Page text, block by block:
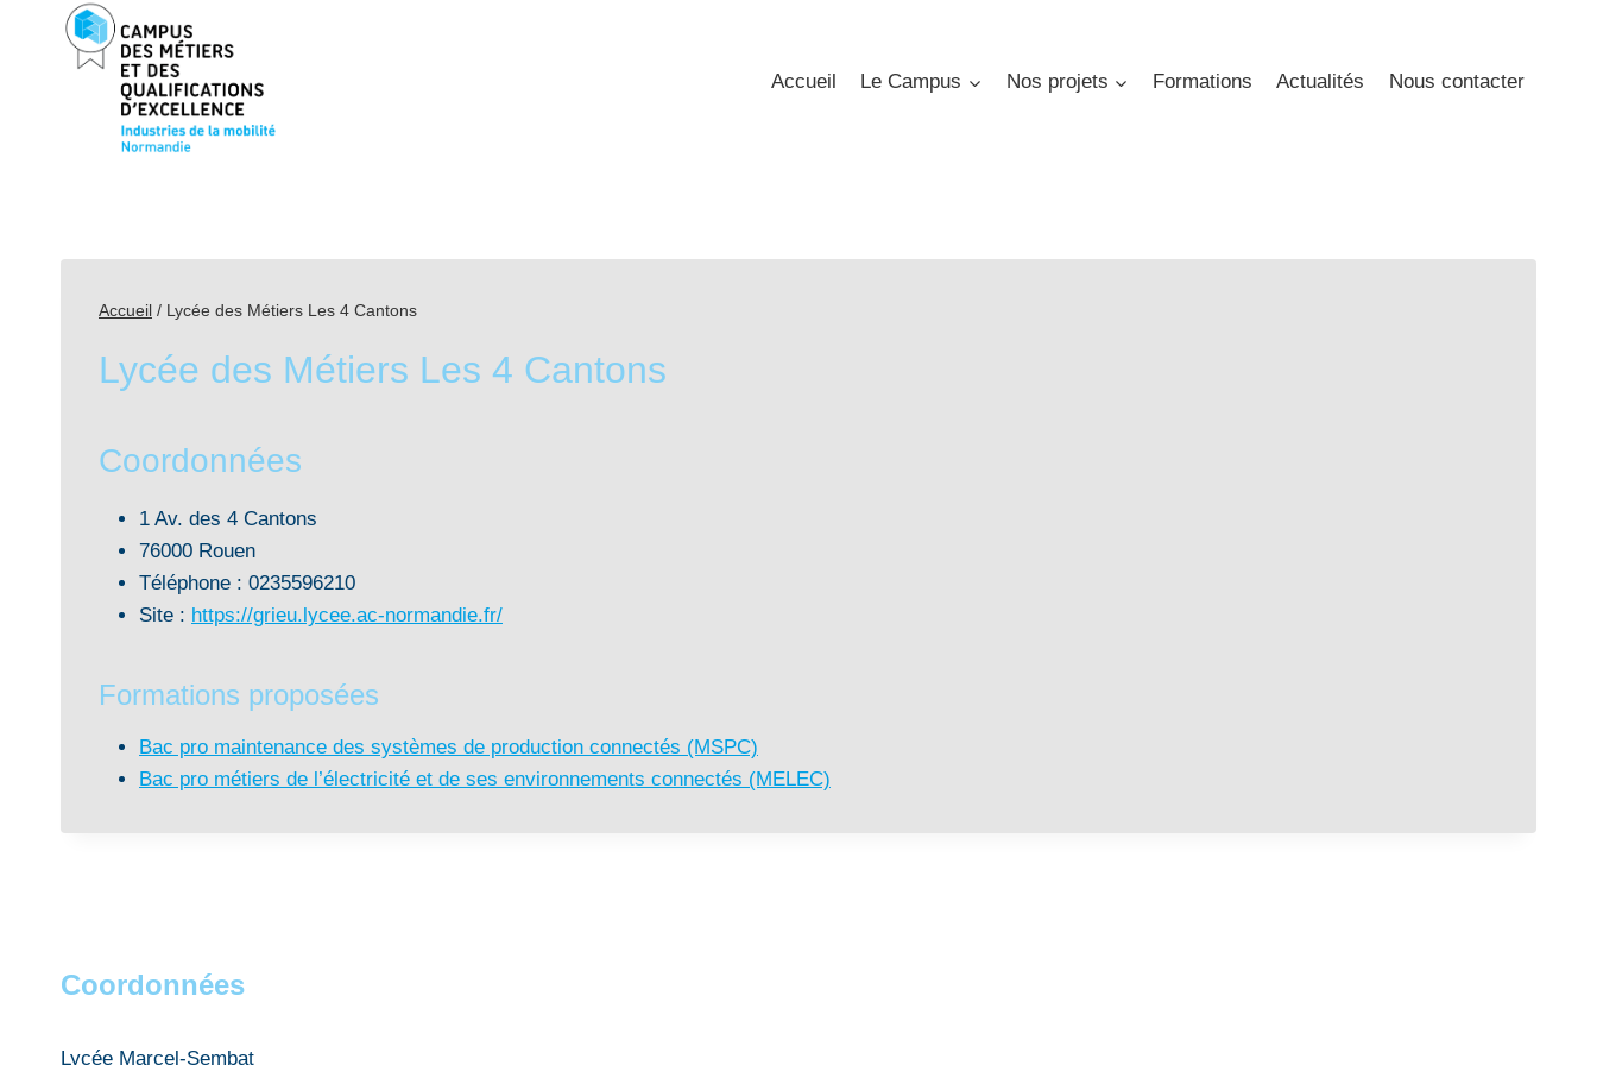
Accueil Le Campus Nos projets Formations Actualités Nous contacter
Accueil / Lycée des Métiers Les 4 Cantons
Lycée des Métiers Les 4 Cantons
Coordonnées
1 Av. des 4 Cantons
76000 Rouen
Téléphone : 0235596210
Site : https://grieu.lycee.ac-normandie.fr/
Formations proposées
Bac pro maintenance des systèmes de production connectés (MSPC)
Bac pro métiers de l’électricité et de ses environnements connectés (MELEC)
Coordonnées
Lycée Marcel-Sembat